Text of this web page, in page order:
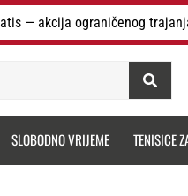
— akcija ograničenog
SLOBODNO VRIJEME TENISICE